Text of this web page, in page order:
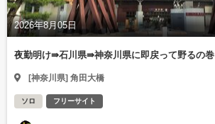
2026年8月05日
夜勤明け⇛石川県⇛神奈川県に即戻って野るの巻
[神奈川県] 角田大橋
ソロ フリーサイト